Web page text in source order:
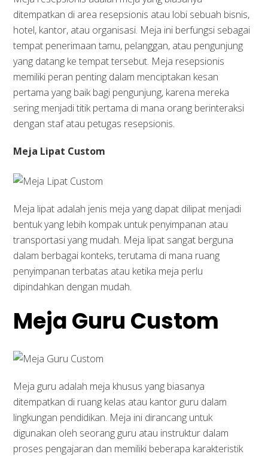
ditempatkan di area resepsionis atau lobi sebuah bisnis,
hotel, kantor, atau organisasi. Meja ini berfungsi sebagai
tempat penerimaan tamu, pelanggan, atau pengunjung
yang datang ke tempat tersebut. Meja resepsionis
memiliki peran penting dalam menciptakan kesan
pertama yang baik bagi pengunjung, karena mereka
sering menjadi titik pertama di mana orang berinteraksi
dengan staf atau petugas resepsionis.
Meja Lipat Custom
Meja lipat adalah jenis meja yang dapat dilipat menjadi
bentuk yang lebih kompak untuk penyimpanan atau
transportasi yang mudah. Meja lipat sangat berguna
dalam berbagai konteks, terutama di mana ruang
penyimpanan terbatas atau ketika meja perlu
dipindahkan dengan mudah.
Meja Guru Custom
Meja guru adalah meja khusus yang biasanya
ditempatkan di ruang kelas atau kantor guru dalam
lingkungan pendidikan. Meja ini dirancang untuk
digunakan oleh seorang guru atau instruktur dalam
proses pengajaran dan memiliki beberapa karakteristik